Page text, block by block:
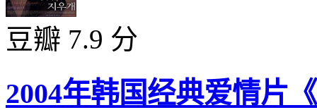
豆瓣 7.9 分
2004年韩国经典爱情片